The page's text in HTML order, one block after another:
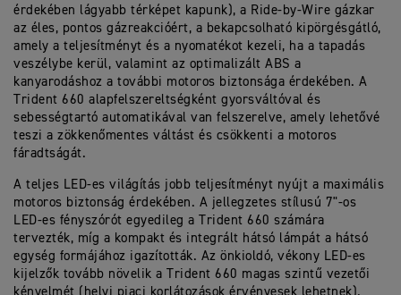
érdekében lágyabb térképet kapunk), a Ride-by-Wire gázkar
az éles, pontos gázreakcióért, a bekapcsolható kipörgésgátló,
amely a teljesítményt és a nyomatékot kezeli, ha a tapadás
veszélybe kerül, valamint az optimalizált ABS a
kanyarodáshoz a további motoros biztonsága érdekében. A
Trident 660 alapfelszereltségként gyorsváltóval és
sebességtartó automatikával van felszerelve, amely lehetővé
teszi a zökkenőmentes váltást és csökkenti a motoros
fáradtságát.
A teljes LED-es világítás jobb teljesítményt nyújt a maximális
motoros biztonság érdekében. A jellegzetes stílusú 7"-os
LED-es fényszórót egyedileg a Trident 660 számára
tervezték, míg a kompakt és integrált hátsó lámpát a hátsó
egység formájához igazították. Az önkioldó, vékony LED-es
kijelzők tovább növelik a Trident 660 magas szintű vezetői
kényelmét (helyi piaci korlátozások érvényesek lehetnek).